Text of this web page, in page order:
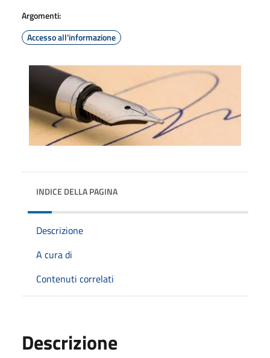
Argomenti:
Accesso all'informazione
INDICE DELLA PAGINA
Descrizione
A cura di
Contenuti correlati
Descrizione